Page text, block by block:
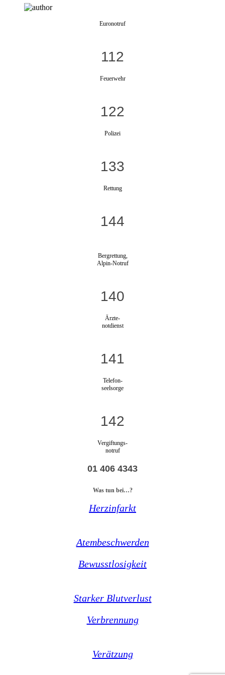
Euronotruf
112
Feuerwehr
122
Polizei
133
Rettung
144
Bergrettung,
Alpin-Notruf
140
Ärzte-
notdienst
141
Telefon-
seelsorge
142
Vergiftungs-
notruf
01 406 4343
Was tun bei…?
Herzinfarkt
Atembeschwerden
Bewusstlosigkeit
Starker Blutverlust
Verbrennung
Verätzung